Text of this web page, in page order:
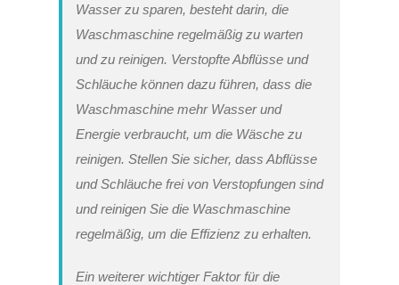
Wasser zu sparen, besteht darin, die
Waschmaschine regelmäßig zu warten
und zu reinigen. Verstopfte Abflüsse und
Schläuche können dazu führen, dass die
Waschmaschine mehr Wasser und
Energie verbraucht, um die Wäsche zu
reinigen. Stellen Sie sicher, dass Abflüsse
und Schläuche frei von Verstopfungen sind
und reinigen Sie die Waschmaschine
regelmäßig, um die Effizienz zu erhalten.
Ein weiterer wichtiger Faktor für die